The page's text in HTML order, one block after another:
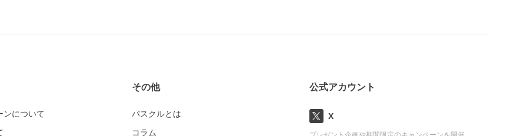
ンについて
その他
パスクルとは
コラム
公式アカウント
X